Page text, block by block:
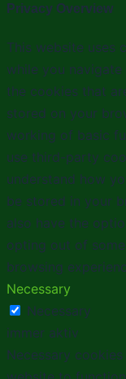
Privacy Overview
This website uses
while you
the cookies that
stored on your
working of basic
use third-party
understand how
be stored in your
also have the
opting out of
browsing
Necessary
Necessary
immer aktiv
Necessary